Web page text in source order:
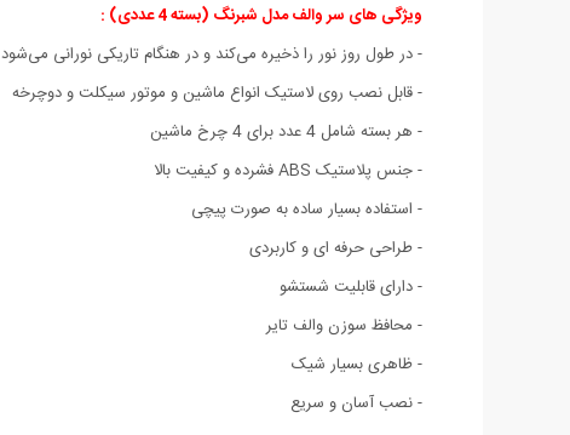
ویژگی های سر والف مدل شبرنگ (بسته 4 عددی) :
- در طول روز نور را ذخیره می‌کند و در هنگام تاریکی نورانی می‌شود
- قابل نصب روی لاستیک انواع ماشین و موتور سیکلت و دوچرخه
- هر بسته شامل 4 عدد برای 4 چرخ ماشین
- جنس پلاستیک ABS فشرده و کیفیت بالا
- استفاده بسیار ساده به صورت پیچی
- طراحی حرفه ای و کاربردی
- دارای قابلیت شستشو
- محافظ سوزن والف تایر
- ظاهری بسیار شیک
- نصب آسان و سریع